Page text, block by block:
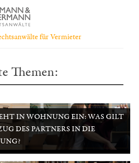
für Vermieter
Themen:
IN WOHNUNG EIN: WAS GILT
DES PARTNERS IN DIE